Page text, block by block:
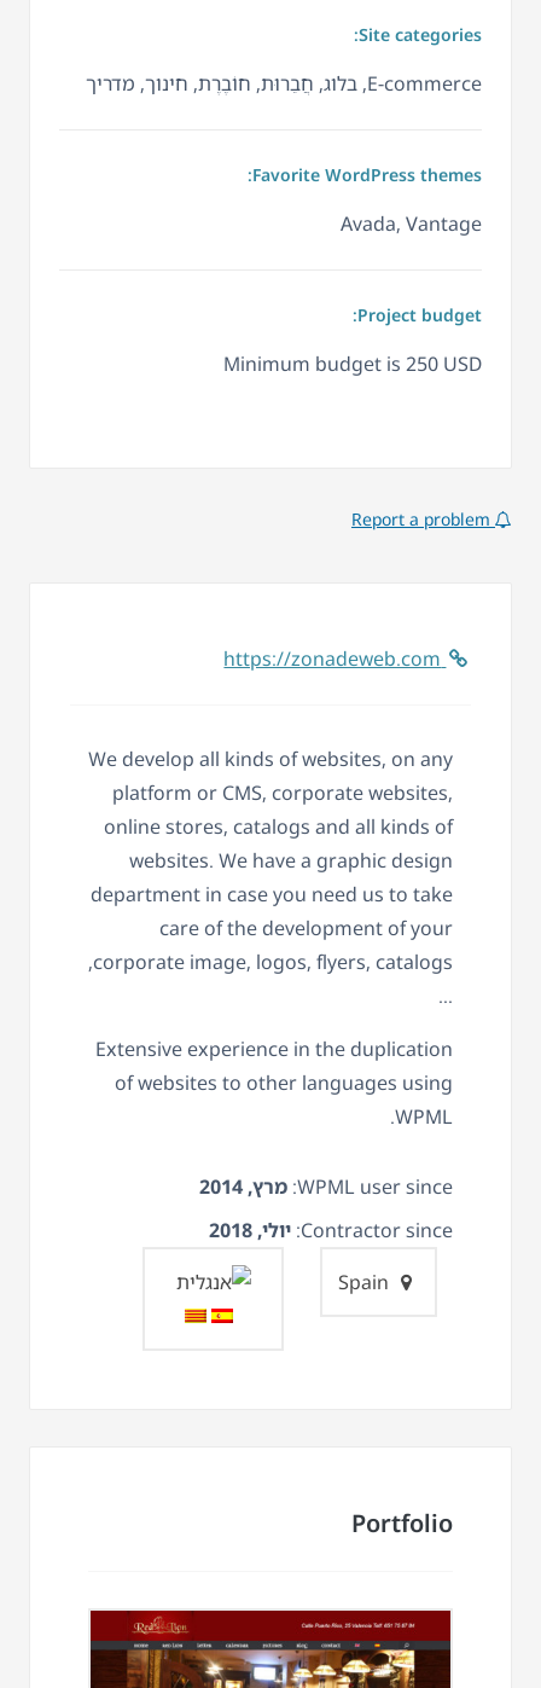
Site categories:
E-commerce, בלוג, חֲבֵרוּת, חוֹבֶרֶת, חינוך, מדריך
Favorite WordPress themes:
Avada, Vantage
Project budget:
Minimum budget is 250 USD
We develop all kinds of websites, on any
platform or CMS, corporate websites,
online stores, catalogs and all kinds of
websites. We have a graphic design
department in case you need us to take
care of the development of your
corporate image, logos, flyers, catalogs,
…
Extensive experience in the duplication
of websites to other languages using
WPML.
WPML user since: מרץ, 2014
Contractor since: יולי, 2018
Portfolio